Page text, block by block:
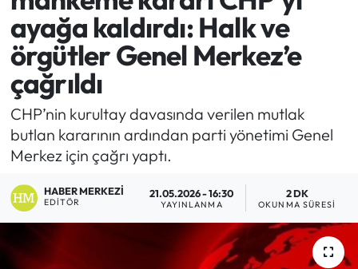
ayağa kaldırdı: Halk ve
örgütler Genel Merkez’e
çağrıldı
CHP’nin kurultay davasında verilen mutlak
butlan kararının ardından parti yönetimi Genel
Merkez için çağrı yaptı.
HABER MERKEZI
EDITÖR
21.05.2026 - 16:30
YAYINLANMA
2 DK
OKUNMA SÜRESI
Bilim ve Teknoloji
Boğazkale Haberleri
Çorum Haberleri
Çorum Son Dakika Haberleri
Eğitim
Ekonomi
Çorum Trafik Yoğunluk Haritası
TFF 1.Lig Puan Durumu ve Fikstür
Tüm Manşetler
Son Dakika Haberleri